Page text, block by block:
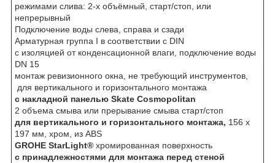
режимами слива: 2-х объёмный, старт/стоп, или
непрерывный
Подключение воды слева, справа и сзади
Арматурная группа I в соответствии с DIN
с изоляцией от конденсационной влаги, подключение воды
DN 15
монтаж ревизионного окна, не требующий инструментов,
для вертикального и горизонтального монтажа
с накладной панелью Skate Cosmopolitan
2 объема смыва или прерывание смыва старт/стоп
для вертикального и горизонтального монтажа, 156 x
197 мм, хром, из ABS
GROHE StarLight® хромированная поверхность
с принадлежностями для монтажа перед стеной